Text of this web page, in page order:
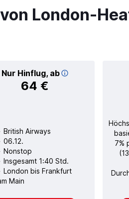
London-
Nur Hinflug, ab
64 €
British Airways
06.12.
Nonstop
Insgesamt 1:40 Std.
London bis Frankfurt
Main
7%